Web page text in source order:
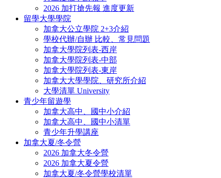
2026 加打搶先報 進度更新
留學大學學院
加拿大公立學院 2+3介紹
學校代辦/自辦 比較、常見問題
加拿大學院列表-西岸
加拿大學院列表-中部
加拿大學院列表-東岸
加拿大大學學院、研究所介紹
大學清單 University
青少年留遊學
加拿大高中、國中小介紹
加拿大高中、國中小清單
青少年升學講座
加拿大夏/冬令營
2026 加拿大冬令營
2026 加拿大夏令營
加拿大夏/冬令營學校清單